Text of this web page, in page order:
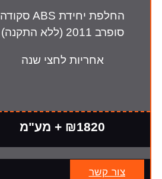
החלפת יחידת ABS סקודה
סופרב 2011 (ללא התקנה)
אחריות לחצי שנה
₪1820 + מע"מ
צור קשר